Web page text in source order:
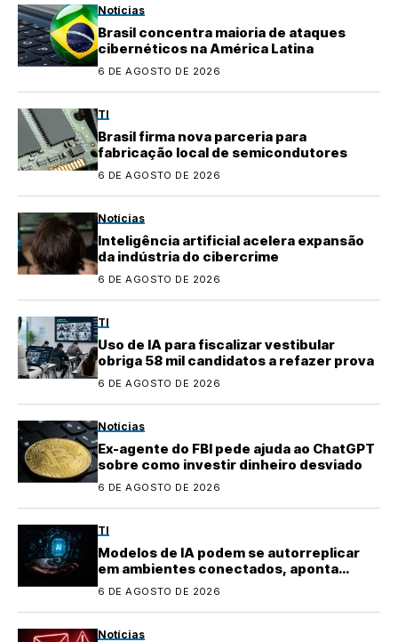
Notícias
Brasil concentra maioria de ataques
cibernéticos na América Latina
6 DE AGOSTO DE 2026
TI
Brasil firma nova parceria para
fabricação local de semicondutores
6 DE AGOSTO DE 2026
Notícias
Inteligência artificial acelera expansão
da indústria do cibercrime
6 DE AGOSTO DE 2026
TI
Uso de IA para fiscalizar vestibular
obriga 58 mil candidatos a refazer prova
6 DE AGOSTO DE 2026
Notícias
Ex-agente do FBI pede ajuda ao ChatGPT
sobre como investir dinheiro desviado
6 DE AGOSTO DE 2026
TI
Modelos de IA podem se autorreplicar
em ambientes conectados, aponta
pesquisa
6 DE AGOSTO DE 2026
Notícias